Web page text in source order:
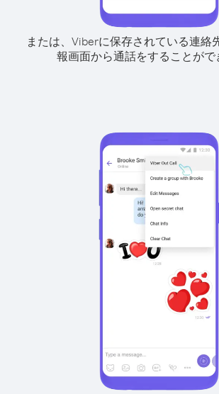
または、Viberに保存されている連絡
報画面から通話をすることがで